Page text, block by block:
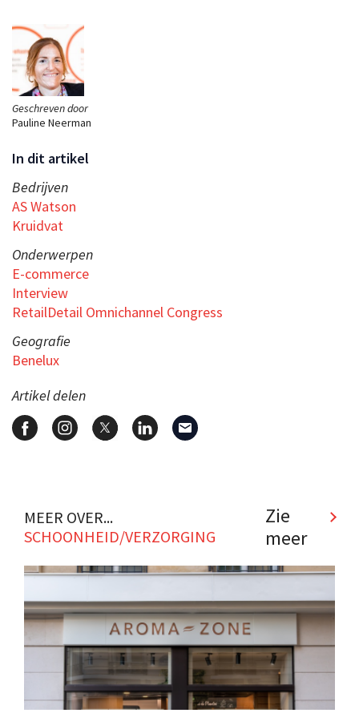
Geschreven door
Pauline Neerman
In dit artikel
Bedrijven
AS Watson
Kruidvat
Onderwerpen
E-commerce
Interview
RetailDetail Omnichannel Congress
Geografie
Benelux
Artikel delen
MEER OVER...
SCHOONHEID/VERZORGING
Zie
meer